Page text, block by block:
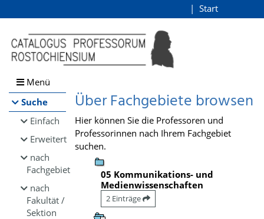
Browsen
direkt zum Inhalt
Start
Menü
Suche
Einfach
Erweitert
nach
Fachgebiet
nach
Fakultät /
Sektion
Über Fachgebiete browsen
Hier können Sie die Professoren und
Professorinnen nach Ihrem Fachgebiet
suchen.
05 Kommunikations- und
Medienwissenschaften
2 Einträge